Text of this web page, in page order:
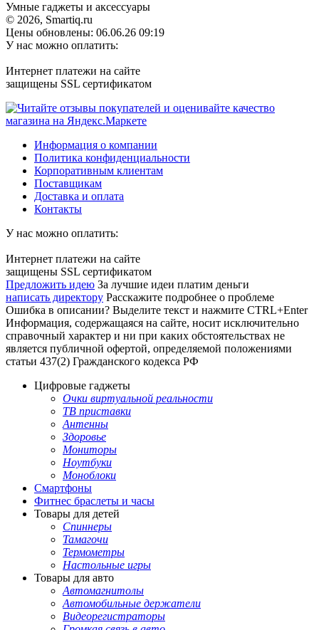
Умные гаджеты и аксессуары
© 2026, Smartiq.ru
Цены обновлены: 06.06.26 09:19
У нас можно оплатить:
Интернет платежи на сайте
защищены SSL сертификатом
Информация о компании
Политика конфиденциальности
Корпоративным клиентам
Поставщикам
Доставка и оплата
Контакты
У нас можно оплатить:
Интернет платежи на сайте
защищены SSL сертификатом
Предложить идею За лучшие идеи платим деньги
написать директору Расскажите подробнее о проблеме
Ошибка в описании? Выделите текст и нажмите CTRL+Enter
Информация, содержащаяся на сайте, носит исключительно
справочный характер и ни при каких обстоятельствах не
является публичной офертой, определяемой положениями
статьи 437(2) Гражданского кодекса РФ
Цифровые гаджеты
Очки виртуальной реальности
ТВ приставки
Антенны
Здоровье
Мониторы
Ноутбуки
Моноблоки
Смартфоны
Фитнес браслеты и часы
Товары для детей
Спиннеры
Тамагочи
Термометры
Настольные игры
Товары для авто
Автомагнитолы
Автомобильные держатели
Видеорегистраторы